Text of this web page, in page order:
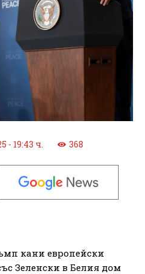
- 19:43 ч. 368
кани европейски
Зеленски в Белия дом